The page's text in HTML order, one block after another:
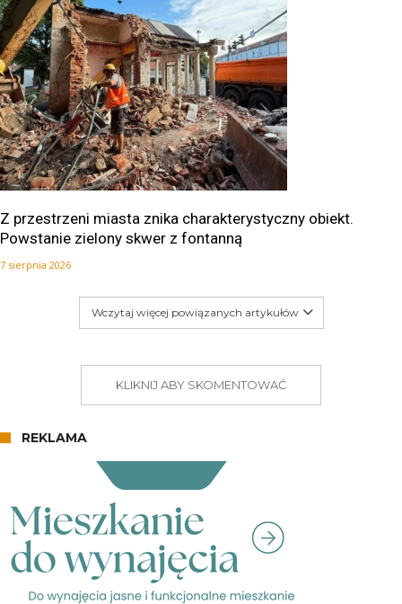
Z przestrzeni miasta znika charakterystyczny obiekt.
Powstanie zielony skwer z fontanną
7 sierpnia 2026
Wczytaj więcej powiązanych artykułów
KLIKNIJ ABY SKOMENTOWAĆ
REKLAMA